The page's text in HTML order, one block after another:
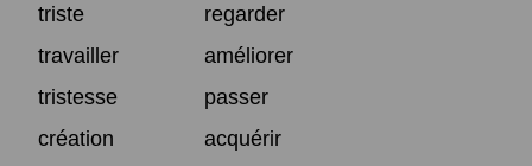
triste
regarder
travailler
améliorer
tristesse
passer
création
acquérir